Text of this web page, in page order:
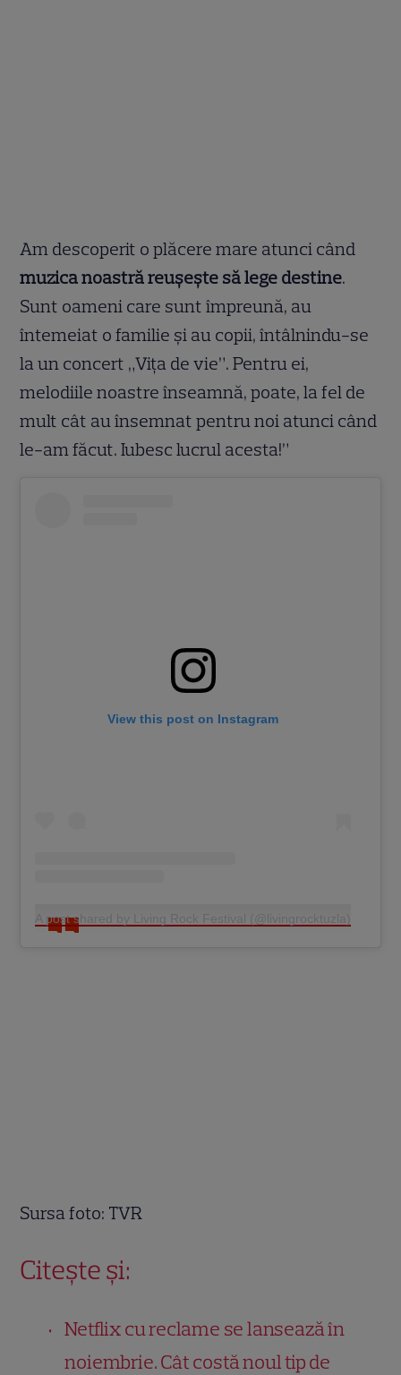
Am descoperit o plăcere mare atunci când
muzica noastră reușește să lege destine.
Sunt oameni care sunt împreună, au
întemeiat o familie și au copii, întâlnindu-se
la un concert „Vița de vie”. Pentru ei,
melodiile noastre înseamnă, poate, la fel de
mult cât au însemnat pentru noi atunci când
le-am făcut. Iubesc lucrul acesta!”
View this post on Instagram
A post shared by Living Rock Festival (@livingrocktuzla)
Sursa foto: TVR
Citește și:
Netflix cu reclame se lansează în
noiembrie. Cât costă noul tip de